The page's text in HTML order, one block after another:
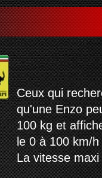
Ceux qui
qu'une Enzo
100 kg et
le 0 à 100 km/
La vitesse